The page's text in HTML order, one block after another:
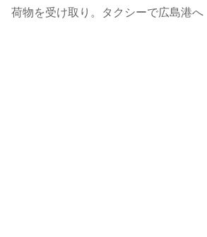
荷物を受け取り。タクシーで広島港へ